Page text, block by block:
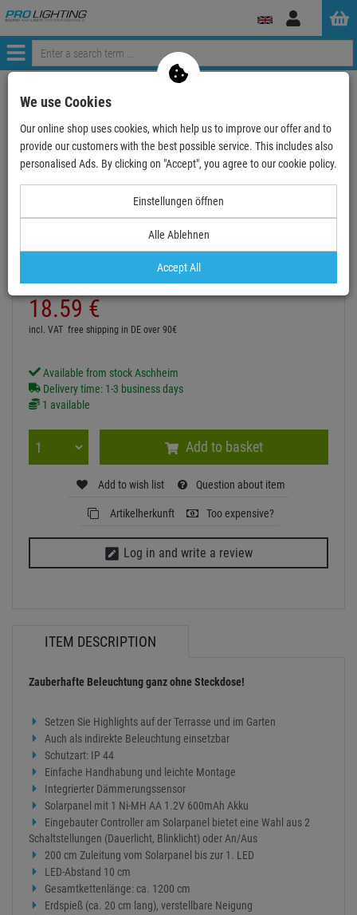
Log
Menü
Continue shopping
EUROLITE LED Solar-Lichterkette 100 LEDs
/ month
18.59 €
incl. VAT free shipping in DE over 90€
Available from stock Aschheim
Delivery time: 1-3 business days
1 available
Add to basket
Add to wish list Question about item
Artikelherkunft Too expensive?
Log in and write a review
ITEM DESCRIPTION
Zauberhafte Beleuchtung ganz ohne Steckdose!
Setzen Sie Highlights auf der Terrasse und im Garten
Auch als indirekte Beleuchtung einsetzbar
Schutzart: IP 44
Einfache Handhabung und leichte Montage
Integrierter Dämmerungssensor
Solarpanel mit 1 Ni-MH AA 1.2V 600mAh Akku
Eingebauter Controller am Solarpanel bietet eine Wahl aus 2
Schaltstellungen (Dauerlicht, Blinklicht) oder An/Aus
200 cm Zuleitung vom Solarpanel bis zur 1. LED
LED-Abstand 10 cm
Gesamtkettenlänge: ca. 1200 cm
Erdspieß (ca. 20 cm lang), verstellbare Neigung
We use Cookies
Our online shop uses cookies, which help us to improve our offer and to
provide our customers with the best possible service. This includes also
personalised Ads. By clicking on "Accept", you agree to our cookie policy.
Einstellungen öffnen
Alle Ablehnen
Accept All